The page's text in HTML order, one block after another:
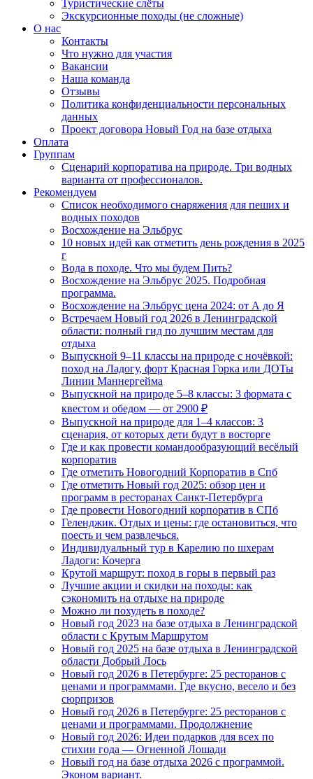
Туристические слёты
Экскурсионные походы (не сложные)
О нас
Контакты
Что нужно для участия
Вакансии
Наша команда
Отзывы
Политика конфиденциальности персональных
данных
Проект договора Новый Год на базе отдыха
Оплата
Группам
Сценарий корпоратива на природе. Три водных
варианта от профессионалов.
Рекомендуем
Список необходимого снаряжения для пеших и
водных походов
Восхождение на Эльбрус
10 новых идей как отметить день рождения в 2025
г
Вода в походе. Что мы будем Пить?
Восхождение на Эльбрус 2025. Подробная
программа.
Восхождение на Эльбрус цена 2024: от А до Я
Встречаем Новый год 2026 в Ленинградской
области: полный гид по лучшим местам для
отдыха
Выпускной 9–11 классы на природе с ночёвкой:
поход на Ладогу, форт Красная Горка или ДОТы
Линии Маннергейма
Выпускной на природе 5–8 классы: 3 формата с
квестом и обедом — от 2900 ₽
Выпускной на природе для 1–4 классов: 3
сценария, от которых дети будут в восторге
Где и как провести командообразующий весёлый
корпоратив
Где отметить Новогодний Корпоратив в Спб
Где отметить Новый год 2025: обзор цен и
программ в ресторанах Санкт-Петербурга
Где провести Новогодний корпоратив в СПб
Геленджик. Отдых и цены: где остановиться, что
поесть и чем развлечься.
Индивидуальный тур в Карелию по шхерам
Ладоги: Кочерга
Крутой маршрут: поход в горы в первый раз
Лучшие акции и скидки на походы: как
сэкономить на отдыхе на природе
Можно ли похудеть в походе?
Новый год 2023 на базе отдыха в Ленинградской
области с Крутым Маршрутом
Новый год 2025 на базе отдыха в Ленинградской
области Добрый Лось
Новый год 2026 в Петербурге: 25 ресторанов с
ценами и программами. Где вкусно, весело и без
сюрпризов
Новый год 2026 в Петербурге: 25 ресторанов с
ценами и программами. Продолжнение
Новый год 2026: Идеи подарков для всех по
стихии года — Огненной Лошади
Новый год на базе отдыха 2026 с программой.
Эконом вариант.